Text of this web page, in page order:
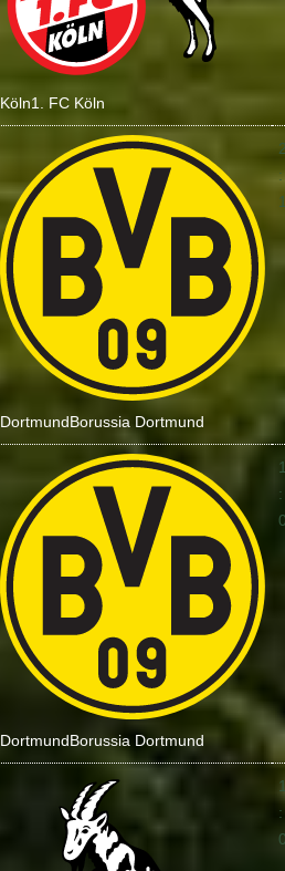
Köln1. FC Köln
DortmundBorussia Dortmund
:
DortmundBorussia Dortmund
:
: